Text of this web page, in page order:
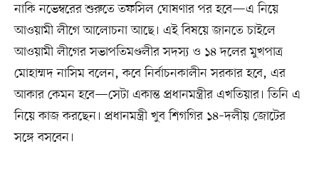
নাকি নভেম্বরের শুরুতে তফসিল ঘোষণার পর হবে—এ নিয়ে
আওয়ামী লীগে আলোচনা আছে। এই বিষয়ে জানতে চাইলে
আওয়ামী লীগের সভাপতিমণ্ডলীর সদস্য ও ১৪ দলের মুখপাত্র
মোহাম্মদ নাসিম বলেন, কবে নির্বাচনকালীন সরকার হবে, এর
আকার কেমন হবে—সেটা একান্ত প্রধানমন্ত্রীর এখতিয়ার। তিনি এ
নিয়ে কাজ করছেন। প্রধানমন্ত্রী খুব শিগগির ১৪–দলীয় জোটের
সঙ্গে বসবেন।